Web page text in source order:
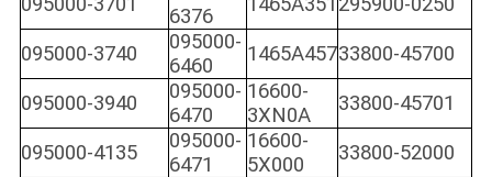
095000-3701
6376
1465A351 295900-0250
095000-3740
095000-
6460
1465A45733800-45700
095000-3940
095000-
6470
16600-
3XN0A
33800-45701
095000-4135
095000-
6471
16600-
5X000
33800-52000